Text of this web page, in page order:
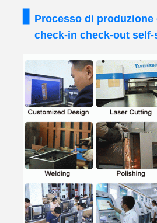
Processo di
check-in check-out self-